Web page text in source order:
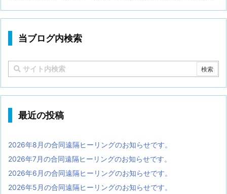
当ブログ内検索
最近の投稿
2026年8月の合同遠隔ヒーリングのお知らせです。
2026年7月の合同遠隔ヒーリングのお知らせです。
2026年6月の合同遠隔ヒーリングのお知らせです。
2026年5月の合同遠隔ヒーリングのお知らせです。